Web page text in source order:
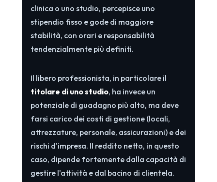
clinica o uno studio, percepisce uno
stipendio fisso e gode di maggiore
stabilità, con orari e responsabilità
tendenzialmente più definiti.
Il libero professionista, in particolare il
titolare di uno studio, ha invece un
potenziale di guadagno più alto, ma deve
farsi carico dei costi di gestione (locali,
attrezzature, personale, assicurazioni) e dei
rischi d'impresa. Il reddito netto, in questo
caso, dipende fortemente dalla capacità di
gestire l'attività e dal bacino di clientela.